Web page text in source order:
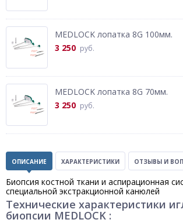
MEDLOCK лопатка 8G 100мм.
3 250 руб.
MEDLOCK лопатка 8G 70мм.
3 250 руб.
ОПИСАНИЕ ХАРАКТЕРИСТИКИ ОТЗЫВЫ И
Биопсия костной ткани и аспирационная
специальной экстракционной канюлей
Технические характеристики
биопсии MEDLOCK :